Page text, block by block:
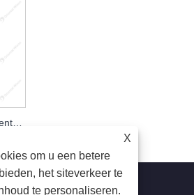
Torsieveerarm Pigmentverwijdering Picosecondelaser
X
om u een betere
het siteverkeer te
te personaliseren.